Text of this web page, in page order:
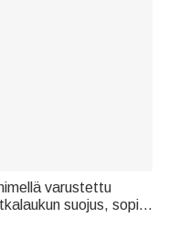
varustettu
suojus, sopii